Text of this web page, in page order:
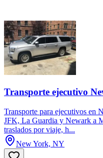
Transporte ejecutivo
Transporte para ejecutivos en
JFK, La Guardia y Newark a
traslados por viaje, h...
New York, NY